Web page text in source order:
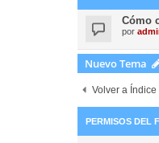
Cómo
por
Nuevo Tema
Volver a
PERMISOS DEL